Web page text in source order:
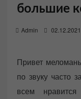
большие
Admin
t
e
02.12.2021
Привет
по звуку часто
всем